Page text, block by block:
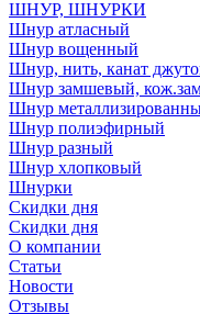
ШНУР, ШНУРКИ
Шнур атласный
Шнур вощенный
Шнур, нить, канат
Шнур замшевый,
Шнур
Шнур полиэфирный
Шнур разный
Шнур хлопковый
Шнурки
Скидки дня
Скидки дня
О компании
Статьи
Новости
Отзывы